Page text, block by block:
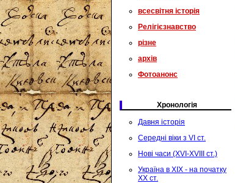
всесвітня історія
Релігієзнавство
різне
архів
Фотоанонс
Хронологія
Давня історія
Середні віки з VI ст.
Нові часи (XVI-XVIII ст.)
Україна в XIX - на початку
XX ст.